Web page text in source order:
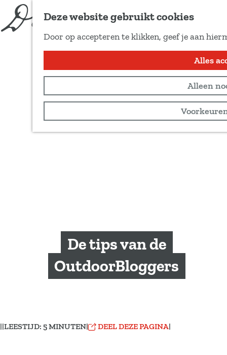
Deze website gebruikt cookies
Door op accepteren te klikken, geef je aan
Alles
Alleen
De tips van de
OutdoorBloggers
||LEESTIJD: 5 MINUTEN| DEEL DEZE PAGINA|